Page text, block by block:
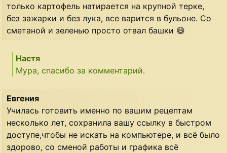
только картофель натирается на крупной терке,
без зажарки и без лука, все варится в бульоне. Со
сметаной и зеленью просто отвал башки 😄
Настя
Мура, спасибо за комментарий.
Евгения
Училась готовить именно по вашим рецептам
несколько лет, сохранила вашу ссылку в быстром
доступе,чтобы не искать на компьютере, и всё было
здорово, со сменой работы и графика всё